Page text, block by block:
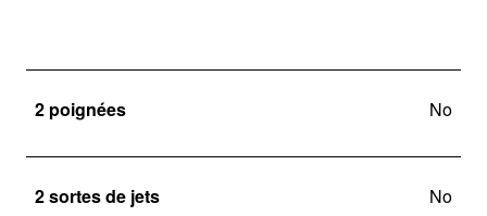
2 poignées No
2 sortes de jets No